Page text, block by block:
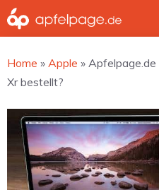
Zum
Inhalt
Home » Apple » Apfelpage.de
Xr bestellt?